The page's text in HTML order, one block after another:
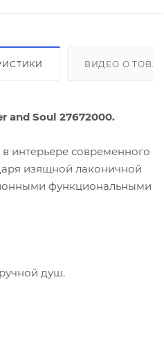
ВИДЕО О
and Soul 27672000.
интерьере современного
изящной лаконичной
функциональными
ручной душ.